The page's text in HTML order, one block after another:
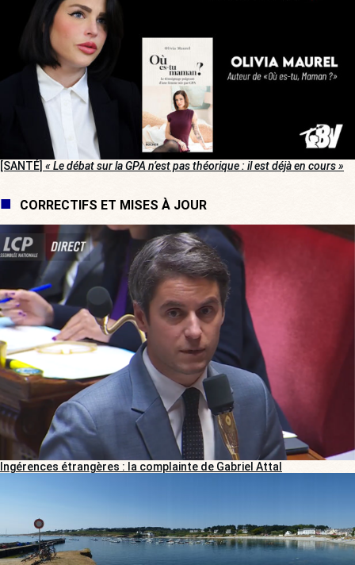
[SANTÉ] « Le débat sur la GPA n’est pas théorique : il est déjà en cours »
CORRECTIFS ET MISES À JOUR
Ingérences étrangères : la complainte de Gabriel Attal